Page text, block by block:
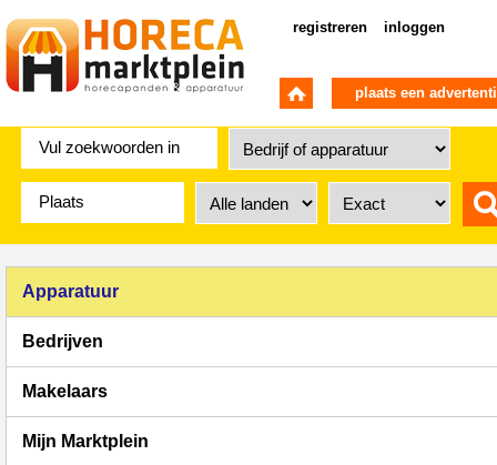
registreren inloggen
plaats een
Apparatuur
Bedrijven
Makelaars
Mijn Marktplein